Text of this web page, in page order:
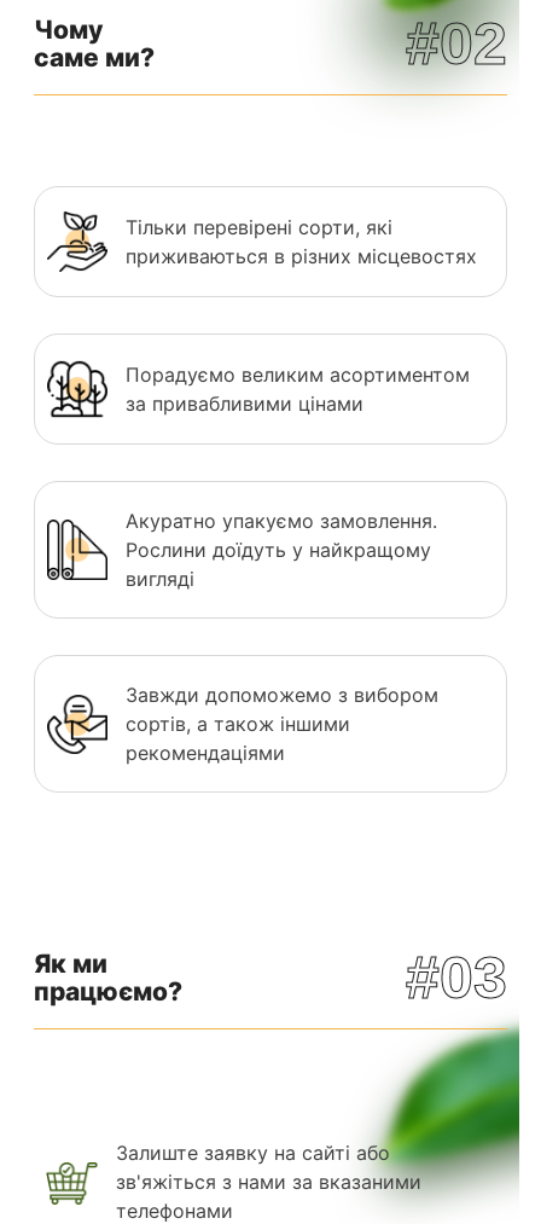
Чому
саме ми?
#02
Тільки перевірені сорти, які
приживаються в різних місцевостях
Порадуємо великим асортиментом
за привабливими цінами
Акуратно упакуємо замовлення.
Рослини доїдуть у найкращому
вигляді
Завжди допоможемо з вибором
сортів, а також іншими
рекомендаціями
Як ми
працюємо?
#03
Залиште заявку на сайті або
зв'яжіться з нами за вказаними
телефонами